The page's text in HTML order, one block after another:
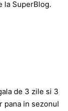
la SuperBlog.
de 3 zile si 3
pana in sezonul